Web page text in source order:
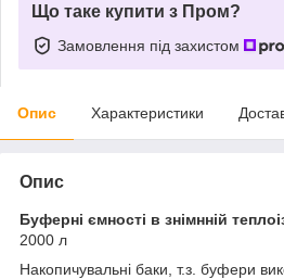
Що таке купити з Пром?
Замовлення під захистом
Опис Характеристики
Опис
Буферні ємності в знімнній
2000 л
Накопичувальні баки, т.з. буфери